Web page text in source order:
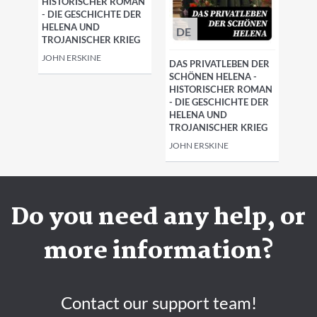
- DIE GESCHICHTE DER
HELENA UND
TROJANISCHER KRIEG
JOHN ERSKINE
DE
DAS PRIVATLEBEN DER
SCHÖNEN HELENA -
HISTORISCHER ROMAN
- DIE GESCHICHTE DER
HELENA UND
TROJANISCHER KRIEG
JOHN ERSKINE
Do you need any help, or
more information?
Contact our support team!